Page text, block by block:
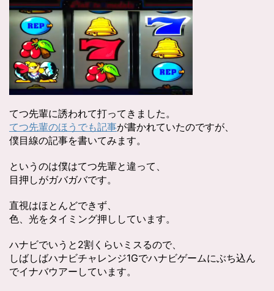
てつ先輩に誘われて打ってきました。
てつ先輩のほうでも記事が書かれていたのですが、
僕目線の記事を書いてみます。
というのは僕はてつ先輩と違って、
目押しがガバガバです。
直視はほとんどできず、
色、光をタイミング押ししています。
ハナビでいうと2割くらいミスるので、
しばしばハナビチャレンジ1Gでハナビゲームにぶち込ん
でイナバウアーしています。